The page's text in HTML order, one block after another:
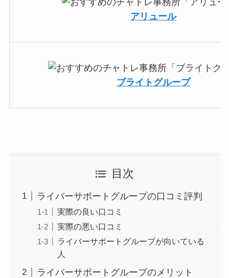
アリュール
ブライトグループ
目次
ライバーサポートグループの口コミ評判
実際の良い口コミ
実際の悪い口コミ
ライバーサポートグループが向いている
人
ライバーサポートグループのメリット